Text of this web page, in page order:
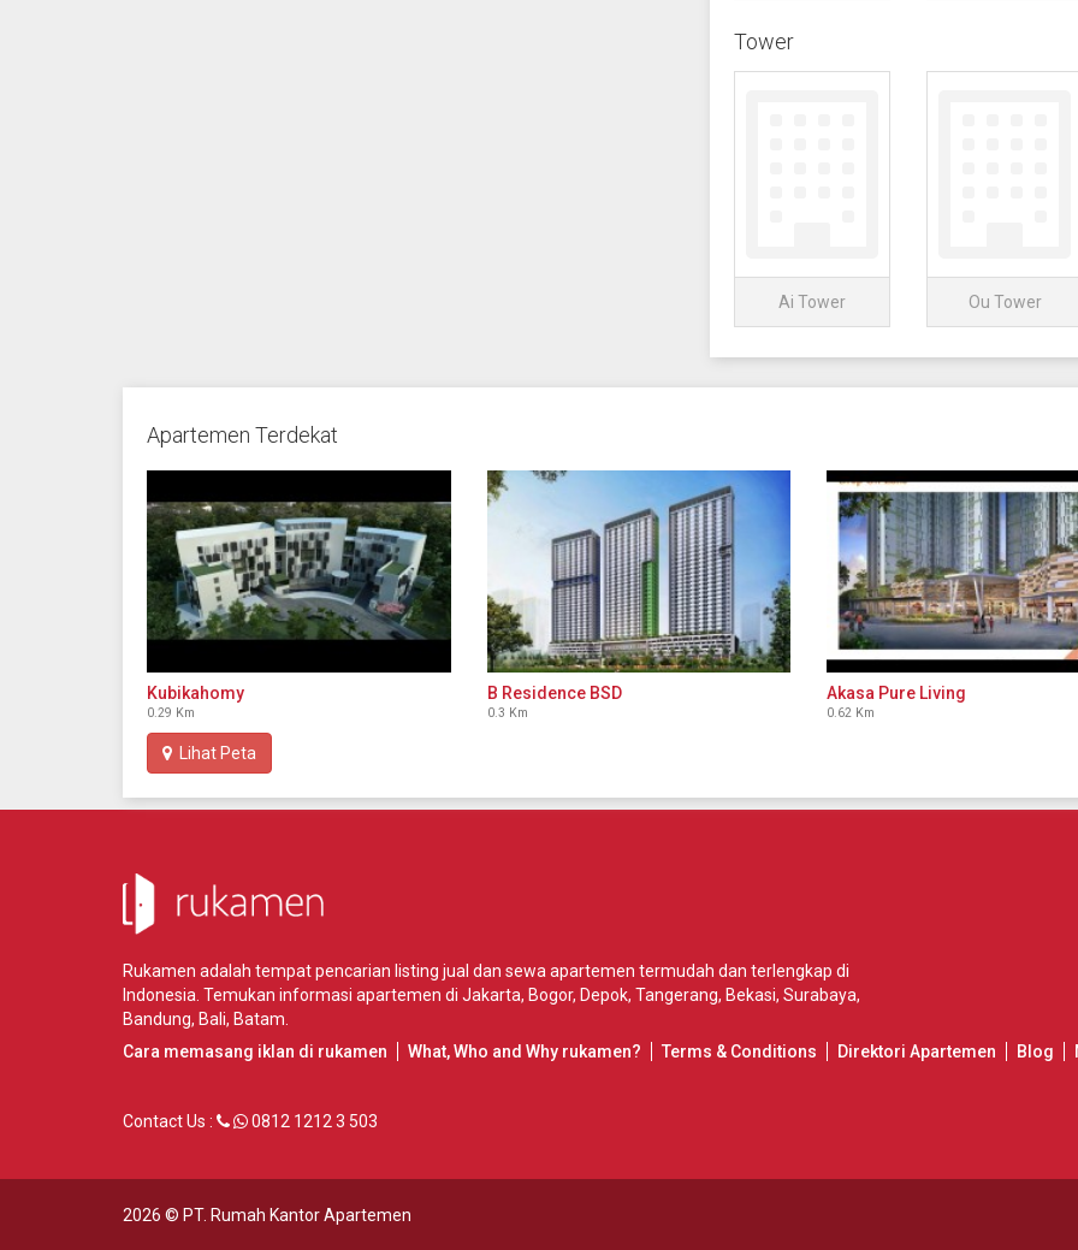
Tower
Ai Tower Ou Tower
Apartemen Terdekat
Kubikahomy
0.29 Km
B Residence BSD
0.3 Km
Akasa Pure Living
0.62 Km
Lihat Peta
Rukamen adalah tempat pencarian listing jual dan sewa apartemen termudah dan terlengkap di
Indonesia. Temukan informasi apartemen di Jakarta, Bogor, Depok, Tangerang, Bekasi, Surabaya,
Bandung, Bali, Batam
Cara memasang iklan di rukamen
What, Who and Why rukamen? Terms & Conditions Direktori Apartemen Blog
Contact Us : 0812 1212 3 503
2026 © PT. Rumah Kantor Apartemen